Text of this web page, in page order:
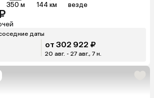
350 м 144 км везде
даты
от 302 922 ₽
20 авг. - 27 авг., 7 н.